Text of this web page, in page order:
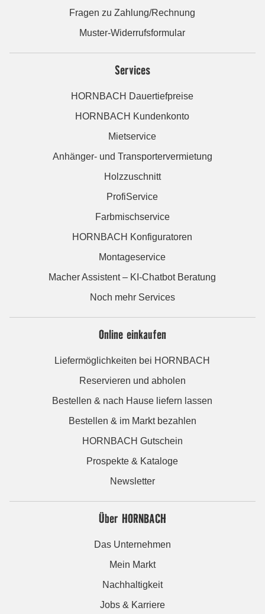
Fragen zu Zahlung/Rechnung
Muster-Widerrufsformular
Services
HORNBACH Dauertiefpreise
HORNBACH Kundenkonto
Mietservice
Anhänger- und Transportervermietung
Holzzuschnitt
ProfiService
Farbmischservice
HORNBACH Konfiguratoren
Montageservice
Macher Assistent – KI-Chatbot Beratung
Noch mehr Services
Online einkaufen
Liefermöglichkeiten bei HORNBACH
Reservieren und abholen
Bestellen & nach Hause liefern lassen
Bestellen & im Markt bezahlen
HORNBACH Gutschein
Prospekte & Kataloge
Newsletter
Über HORNBACH
Das Unternehmen
Mein Markt
Nachhaltigkeit
Jobs & Karriere